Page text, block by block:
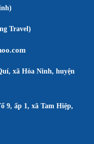
Travel)
xã Hòa Ninh, huyện
9, ấp 1, xã Tam Hiệp,